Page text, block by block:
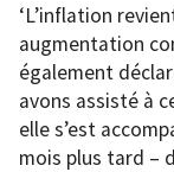
‘L’inflation
augmentation
également
avons assisté à
elle s’est
mois plus tard –